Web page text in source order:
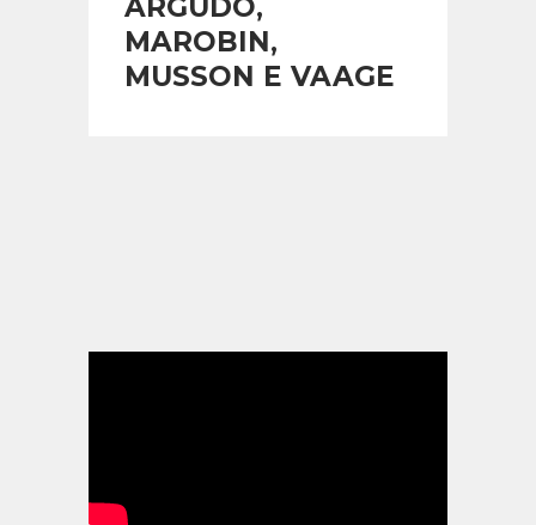
ARGUDO,
MAROBIN,
MUSSON E VAAGE